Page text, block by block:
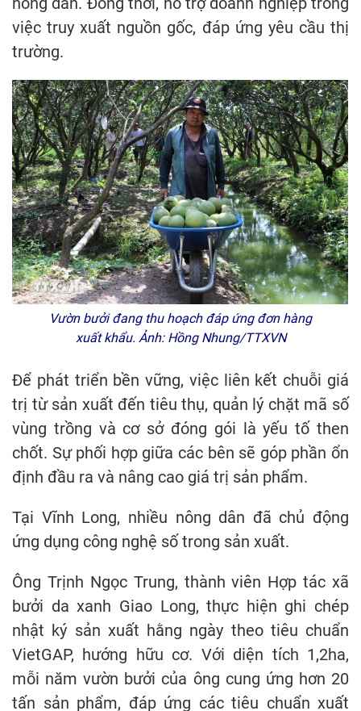
việc truy xuất nguồn gốc, đáp ứng yêu cầu thị
trường.
Vườn bưởi đang thu hoạch đáp ứng đơn hàng
xuất khẩu. Ảnh: Hồng Nhung/TTXVN
Để phát triển bền vững, việc liên kết chuỗi giá
trị từ sản xuất đến tiêu thụ, quản lý chặt mã số
vùng trồng và cơ sở đóng gói là yếu tố then
chốt. Sự phối hợp giữa các bên sẽ góp phần ổn
định đầu ra và nâng cao giá trị sản phẩm.
Tại Vĩnh Long, nhiều nông dân đã chủ động
ứng dụng công nghệ số trong sản xuất.
Ông Trịnh Ngọc Trung, thành viên Hợp tác xã
bưởi da xanh Giao Long, thực hiện ghi chép
nhật ký sản xuất hằng ngày theo tiêu chuẩn
VietGAP, hướng hữu cơ. Với diện tích 1,2ha,
mỗi năm vườn bưởi của ông cung ứng hơn 20
tấn sản phẩm, đáp ứng các tiêu chuẩn xuất